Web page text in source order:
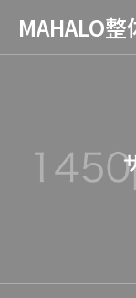
MAHALO